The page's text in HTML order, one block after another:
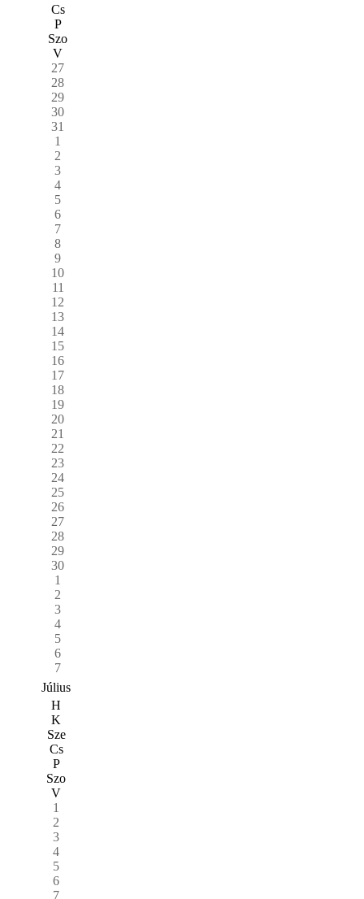
Cs
P
Szo
V
27
28
29
30
31
1
2
3
4
5
6
7
8
9
10
11
12
13
14
15
16
17
18
19
20
21
22
23
24
25
26
27
28
29
30
1
2
3
4
5
6
7
Július
H
K
Sze
Cs
P
Szo
V
1
2
3
4
5
6
7